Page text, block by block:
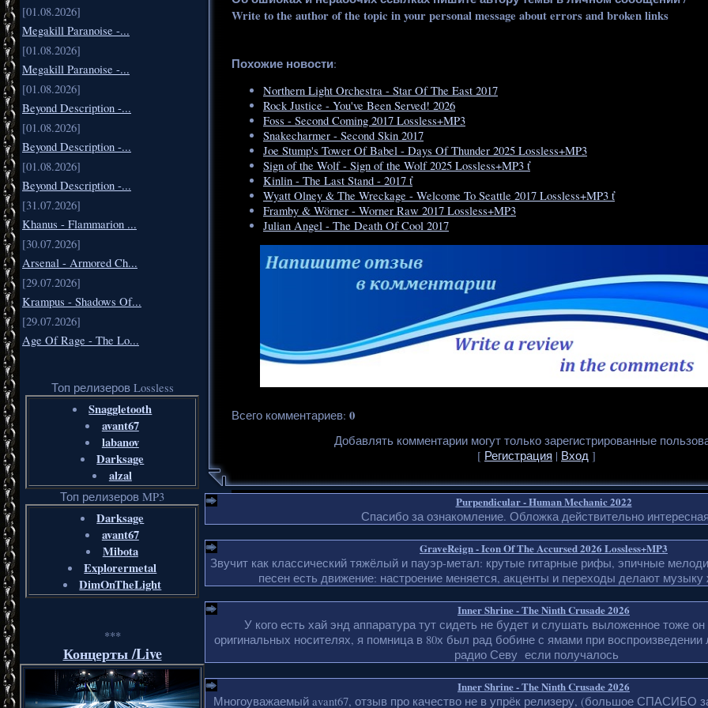
[01.08.2026]
Megakill Paranoise -...
[01.08.2026]
Megakill Paranoise -...
[01.08.2026]
Beyond Description -...
[01.08.2026]
Beyond Description -...
[01.08.2026]
Beyond Description -...
[31.07.2026]
Khanus - Flammarion ...
[30.07.2026]
Arsenal - Armored Ch...
[29.07.2026]
Krampus - Shadows Of...
[29.07.2026]
Age Of Rage - The Lo...
Топ релизеров Lossless
Snaggletooth
avant67
labanov
Darksage
alzal
Топ релизеров MP3
Darksage
avant67
Mibota
Explorermetal
DimOnTheLight
***
Концерты /Live
Write to the author of the topic in your personal message about errors and broken links
Похожие новости:
Northern Light Orchestra - Star Of The East 2017
Rock Justice - You've Been Served! 2026
Foss - Second Coming 2017 Lossless+MP3
Snakecharmer - Second Skin 2017
Joe Stump's Tower Of Babel - Days Of Thunder 2025 Lossless+MP3
Sign of the Wolf - Sign of the Wolf 2025 Lossless+MP3 ť
Kinlin - The Last Stand - 2017 ť
Wyatt Olney & The Wreckage - Welcome To Seattle 2017 Lossless+MP3 ť
Framby & Wörner - Worner Raw 2017 Lossless+MP3
Julian Angel - The Death Of Cool 2017
Всего комментариев: 0
Добавлять комментарии могут только зарегистрированные
[ Регистрация | Вход ]
Purpendicular - Human Mechanic 2022
Спасибо за ознакомление. Обложка действительно
GraveReign - Icon Of The Accursed 2026 Lossless+MP3
Звучит как классический тяжёлый и пауэр-метал: крутые гитарные рифы, эпичные
песен есть движение: настроение меняется, акценты и переходы делают музыку
Inner Shrine - The Ninth Crusade 2026
У кого есть хай энд аппаратура тут сидеть не будет и слушать выложенное тоже
оригинальных носителях, я помница в 80х был рад бобине с ямами при
радио Севу если получалось
Inner Shrine - The Ninth Crusade 2026
Многоуважаемый avant67, отзыв про качество не в упрёк релизеру, (большое СПАСИБО